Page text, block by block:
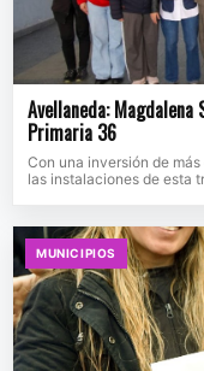
Avellaneda:
Primaria 36
Con una inversión de
las instalaciones de esta
MUNICIPIOS